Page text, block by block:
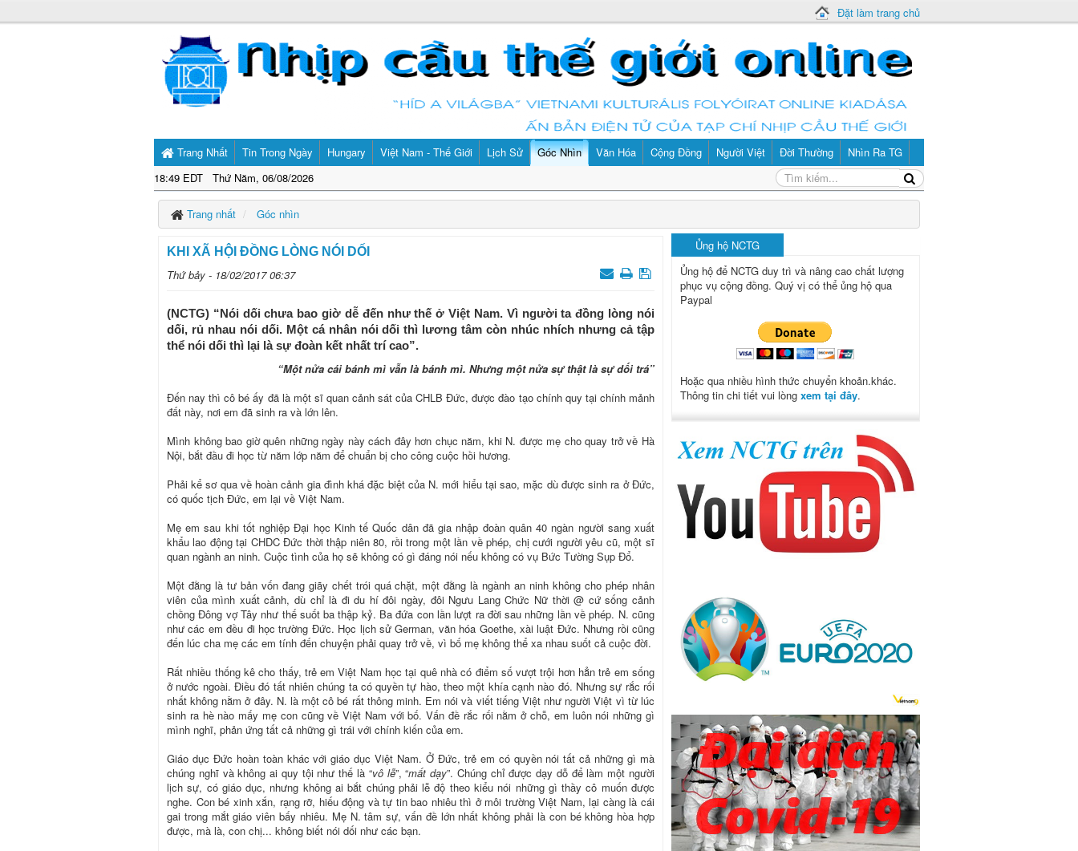
Đặt làm trang chủ
Trang Nhất
18:49 EDT Thứ Năm, 06/08/2026
Tin Trong Ngày Hungary Việt Nam - Thế Giới Lịch Sử Góc Nhìn Văn Hóa Cộng Đồng Người Việt Đời Thường Nhìn Ra TG
Trang nhất Góc nhìn
KHI XÃ HỘI ĐỒNG LÒNG NÓI DỐI
Thứ bảy - 18/02/2017 06:37
(NCTG) “Nói dối chưa bao giờ dễ đến như thế ở Việt Nam. Vì người ta đồng lòng nói
dối, rủ nhau nói dối. Một cá nhân nói dối thì lương tâm còn nhúc nhích nhưng cả tập
thể nói dối thì lại là sự đoàn kết nhất trí cao”.
“Một nửa cái bánh mì vẫn là bánh mì. Nhưng một nửa sự thật là sự dối trá”
Đến nay thì cô bé ấy đã là một sĩ quan cảnh sát của CHLB Đức, được đào tạo chính quy tại chính mảnh
đất này, nơi em đã sinh ra và lớn lên.
Mình không bao giờ quên những ngày này cách đây hơn chục năm, khi N. được mẹ cho quay trở về Hà
Nội, bắt đầu đi học từ năm lớp năm để chuẩn bị cho công cuộc hồi hương.
Phải kể sơ qua về hoàn cảnh gia đình khá đặc biệt của N. mới hiểu tại sao, mặc dù được sinh ra ở Đức,
có quốc tịch Đức, em lại về Việt Nam.
Mẹ em sau khi tốt nghiệp Đại học Kinh tế Quốc dân đã gia nhập đoàn quân 40 ngàn người sang xuất
khẩu lao động tại CHDC Đức thời thập niên 80, rồi trong một lần về phép, chị cưới người yêu cũ, một sĩ
quan ngành an ninh. Cuộc tình của họ sẽ không có gì đáng nói nếu không có vụ Bức Tường Sụp Đổ.
Một đằng là tư bản vốn đang giãy chết trói quá chặt, một đằng là ngành an ninh không cho phép nhân
viên của mình xuất cảnh, dù chỉ là đi du hí đôi ngày, đôi Ngưu Lang Chức Nữ thời @ cứ sống cảnh
chồng Đông vợ Tây như thế suốt ba thập kỷ. Ba đứa con lần lượt ra đời sau những lần về phép. N. cũng
như các em đều đi học trường Đức. Học lịch sử German, văn hóa Goethe, xài luật Đức. Nhưng rồi cũng
đến lúc cha mẹ các em tính đến chuyện phải quay trở về, vì bố mẹ không thể xa nhau suốt cả cuộc đời.
Rất nhiều thống kê cho thấy, trẻ em Việt Nam học tại quê nhà có điểm số vượt trội hơn hẳn trẻ em sống
ở nước ngoài. Điều đó tất nhiên chúng ta có quyền tự hào, theo một khía cạnh nào đó. Nhưng sự rắc rối
nhất không nằm ở đây. N. là một cô bé rất thông minh. Em nói và viết tiếng Việt như người Việt vì từ lúc
sinh ra hè nào mấy mẹ con cũng về Việt Nam với bố. Vấn đề rắc rối nằm ở chỗ, em luôn nói những gì
mình nghĩ, phản ứng tất cả những gì trái với chính kiến của em.
Giáo dục Đức hoàn toàn khác với giáo dục Việt Nam. Ở Đức, trẻ em có quyền nói tất cả những gì mà
chúng nghĩ và không ai quy tội như thế là “vô lễ”, “mất dạy”. Chúng chỉ được dạy dỗ để làm một người
lịch sự, có giáo dục, nhưng không ai bắt chúng phải lễ độ theo kiểu nói những gì thầy cô muốn được
nghe. Con bé xinh xắn, rạng rỡ, hiếu động và tự tin bao nhiêu thì ở môi trường Việt Nam, lại càng là cái
gai trong mắt giáo viên bấy nhiêu. Mẹ N. tâm sự, vấn đề lớn nhất không phải là con bé không hòa hợp
được, mà là, con chị... không biết nói dối như các bạn.
Ủng hộ NCTG
Ủng hộ để NCTG duy trì và nâng cao chất lượng
phục vụ cộng đồng. Quý vị có thể ủng hộ qua
Paypal
Hoặc qua nhiều hình thức chuyển khoản.khác.
Thông tin chi tiết vui lòng xem tại đây.